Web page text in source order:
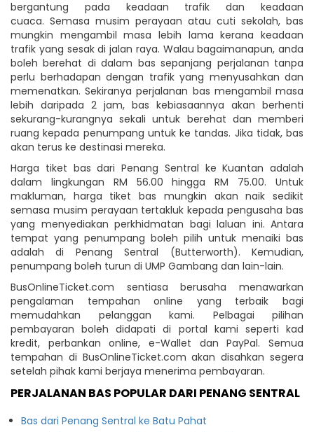
bergantung pada keadaan trafik dan keadaan
cuaca. Semasa musim perayaan atau cuti sekolah, bas
mungkin mengambil masa lebih lama kerana keadaan
trafik yang sesak di jalan raya. Walau bagaimanapun, anda
boleh berehat di dalam bas sepanjang perjalanan tanpa
perlu berhadapan dengan trafik yang menyusahkan dan
memenatkan. Sekiranya perjalanan bas mengambil masa
lebih daripada 2 jam, bas kebiasaannya akan berhenti
sekurang-kurangnya sekali untuk berehat dan memberi
ruang kepada penumpang untuk ke tandas. Jika tidak, bas
akan terus ke destinasi mereka.
Harga tiket bas dari Penang Sentral ke Kuantan adalah
dalam lingkungan RM 56.00 hingga RM 75.00. Untuk
makluman, harga tiket bas mungkin akan naik sedikit
semasa musim perayaan tertakluk kepada pengusaha bas
yang menyediakan perkhidmatan bagi laluan ini. Antara
tempat yang penumpang boleh pilih untuk menaiki bas
adalah di Penang Sentral (Butterworth). Kemudian,
penumpang boleh turun di UMP Gambang dan lain-lain.
BusOnlineTicket.com sentiasa berusaha menawarkan
pengalaman tempahan online yang terbaik bagi
memudahkan pelanggan kami. Pelbagai pilihan
pembayaran boleh didapati di portal kami seperti kad
kredit, perbankan online, e-Wallet dan PayPal. Semua
tempahan di BusOnlineTicket.com akan disahkan segera
setelah pihak kami berjaya menerima pembayaran.
PERJALANAN BAS POPULAR DARI PENANG SENTRAL
Bas dari Penang Sentral ke Batu Pahat